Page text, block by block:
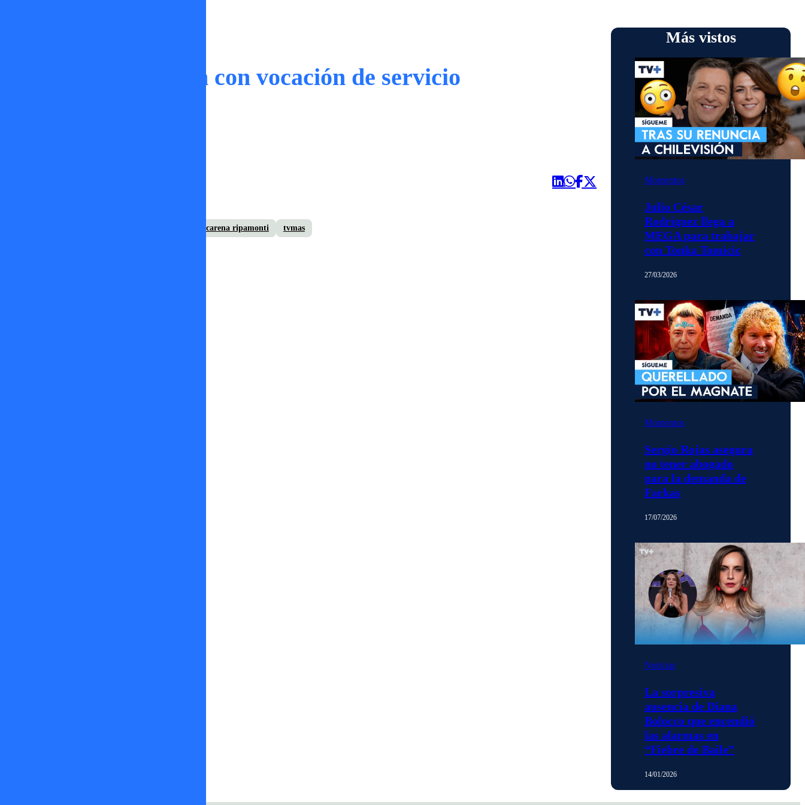
Ripamonti: corazón con vocación de servicio
Macarena ripamonti tvmas
Más vistos
Momentos
Julio César
Rodríguez llega a
MEGA para trabajar
con Tonka Tomicic
27/03/2026
Momentos
Sergio Rojas asegura
no tener abogado
para la demanda de
Farkas
17/07/2026
Noticias
La sorpresiva
ausencia de Diana
Bolocco que encendió
las alarmas en
“Fiebre de Baile”
14/01/2026